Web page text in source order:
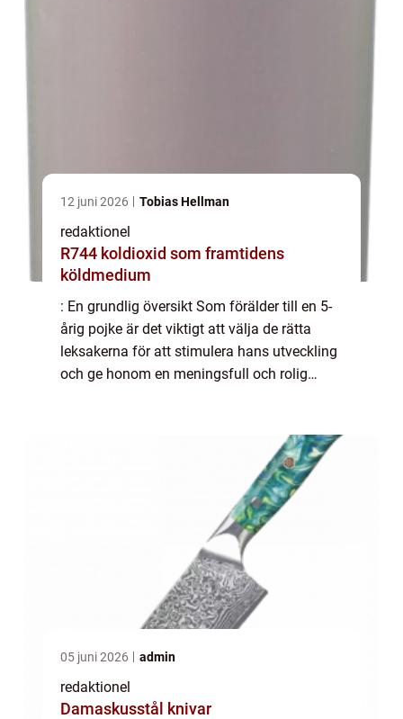
12 juni 2026 Tobias Hellman
redaktionel
R744 koldioxid som framtidens
köldmedium
: En grundlig översikt Som förälder till en 5-
årig pojke är det viktigt att välja de rätta
leksakerna för att stimulera hans utveckling
och ge honom en meningsfull och rolig
05 juni 2026 admin
redaktionel
Damaskusstål knivar